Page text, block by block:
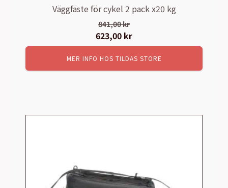
Väggfäste för cykel 2 pack x20 kg
841,00kr
Det
ursprungliga
priset
var:
623,00 kr
nuvarande
priset
är:
MER INFO HOS TILDAS STORE